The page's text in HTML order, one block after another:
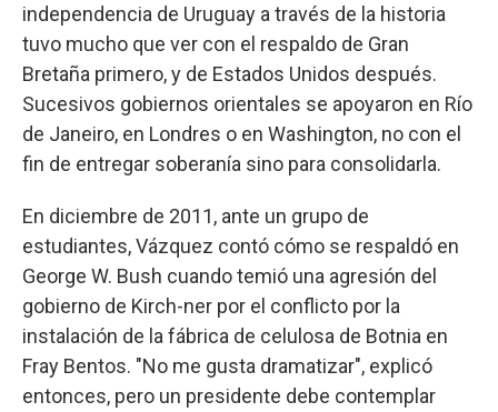
independencia de Uruguay a través de la historia
tuvo mucho que ver con el respaldo de Gran
Bretaña primero, y de Estados Unidos después.
Sucesivos gobiernos orientales se apoyaron en Río
de Janeiro, en Londres o en Washington, no con el
fin de entregar soberanía sino para consolidarla.
En diciembre de 2011, ante un grupo de
estudiantes, Vázquez contó cómo se respaldó en
George W. Bush cuando temió una agresión del
gobierno de Kirch-ner por el conflicto por la
instalación de la fábrica de celulosa de Botnia en
Fray Bentos. "No me gusta dramatizar", explicó
entonces, pero un presidente debe contemplar